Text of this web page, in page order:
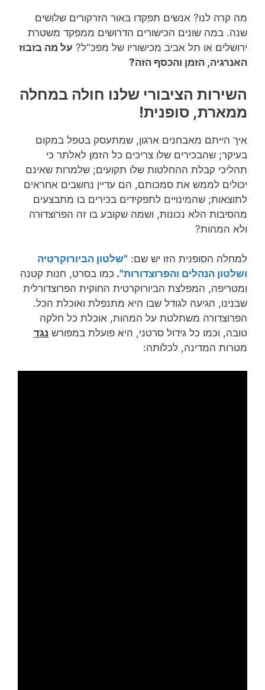
מה קרה לנו? אנשים תפקדו באור הזרקורים שלושים
שנה. במה שונים הכישורים הדרושים ממפקד משטרת
ירושלים או תל אביב מכישוריו של מפכ"ל? על מה בזבוז
האנרגיה, הזמן והכסף הזה?
השירות הציבורי שלנו חולה במחלה
ממארת, סופנית!
איך הייתם מאבחנים ארגון, שמתעסק בטפל במקום
בעיקר; שהבכירים שלו צריכים כל הזמן לאלתר כי
תהליכי קבלת ההחלטות שלו תקועים; שלמרות שאינם
יכולים לממש את סמכותם, הם עדיין נחשבים אחראים
לתוצאות; שהמינויים לתפקידים בכירים בו מתבצעים
מהסיבות הלא נכונות, ושמה שקובע בו זה הפרוצדורה
ולא המהות?
למחלה הסופנית הזו יש שם: "שלטון הביורוקרטיה
ושלטון הנהלים והפרוצדורות". כמו בסרט, חנות קטנה
ומטריפה, המפלצת הביורוקרטית החוקית הפרוצדורלית
שבנינו, הגיעה לגודל שבו היא מתנפלת ואוכלת הכל.
הפרוצדורה משתלטת על המהות, אוכלת כל חלקה
טובה, וכמו כל גידול סרטני, היא פועלת במפורש נגד
מטרות המדינה, לכלותה: